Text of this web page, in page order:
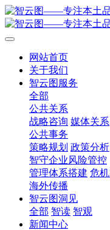
网站首页
关于我们
智云图服务
全部
公共关系
战略咨询 媒体关系
公共事务
策略规划 政策分析
智守企业风险管控
管理体系搭建 危
海外传播
智云图洞见
全部 智读 智观
新闻中心